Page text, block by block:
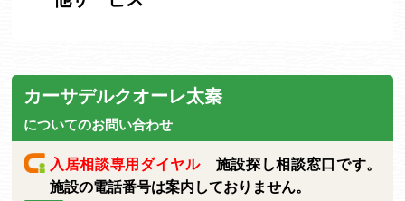
カーサデルクオーレ太秦
についてのお問い合わせ
入居相談専用ダイヤル施設探し相談窓口です。
施設の電話番号は案内しておりません。